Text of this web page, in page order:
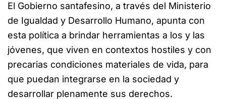
El Gobierno santafesino, a través del Ministerio
de Igualdad y Desarrollo Humano, apunta con
esta política a brindar herramientas a los y las
jóvenes, que viven en contextos hostiles y con
precarias condiciones materiales de vida, para
que puedan integrarse en la sociedad y
desarrollar plenamente sus derechos.